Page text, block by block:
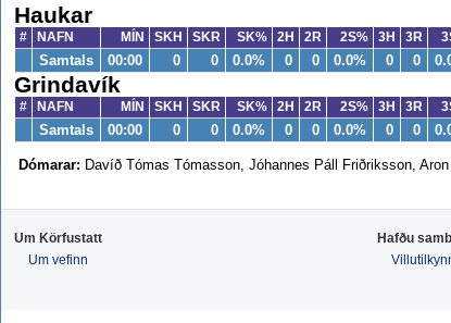
Haukar
# NAFN MÍN SKH SKR SK% 2H 2R 2S% 3H 3R
Samtals 00:00 0 0 0.0% 0 0 0.0% 0 0
Grindavík
# NAFN MÍN SKH SKR SK% 2H 2R 2S% 3H 3R
Samtals 00:00 0 0 0.0% 0 0 0.0% 0 0
Dómarar: Davíð Tómas Tómasson, Jóhannes Páll Friðriksson,
Um Körfustatt
Um vefinn
Hafðu